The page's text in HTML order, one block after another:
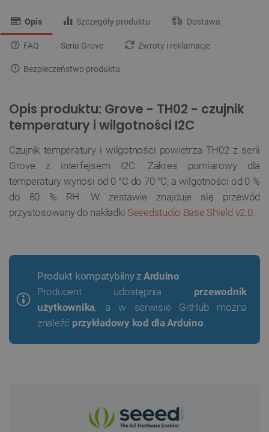
Opis Szczegóły produktu Dostawa
FAQ Seria Grove Zwroty i reklamacje
Bezpieczeństwo produktu
Opis produktu: Grove - TH02 - czujnik
temperatury i wilgotności I2C
Czujnik temperatury i wilgotności powietrza TH02 z serii
Grove z interfejsem I2C. Zakres pomiarowy dla
temperatury wynosi od 0 °C do 70 °C, a wilgotności od 0 %
do 80 % RH. W zestawie znajduje się przewód
przystosowany do nakładki Seeedstudio Base Shield v2.0.
Produkt kompatybilny z Arduino
Producent udostępnia przewodnik
użytkownika, a w serwisie GitHub można
znaleźć przykładowy kod dla Arduino.